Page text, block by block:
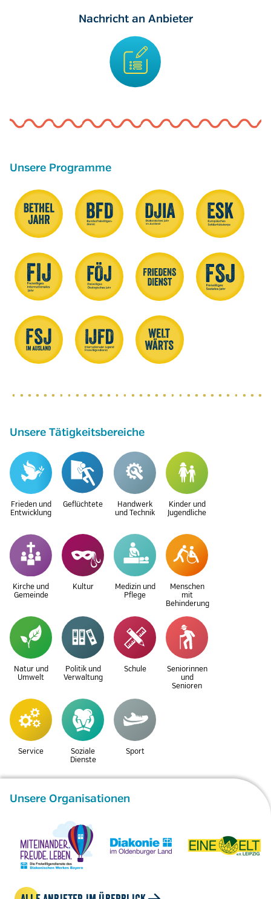
Nachricht an Anbieter
Unsere Programme
Unsere Tätigkeitsbereiche
Frieden und
Entwicklung
Geflüchtete
Handwerk
und Technik
Kinder und
Jugendliche
Kirche und
Gemeinde
Kultur
Medizin und
Pflege
Menschen
mit
Behinderung
Natur und
Umwelt
Politik und
Verwaltung
Schule
Seniorinnen
und
Senioren
Service
Soziale
Dienste
Sport
Unsere Organisationen